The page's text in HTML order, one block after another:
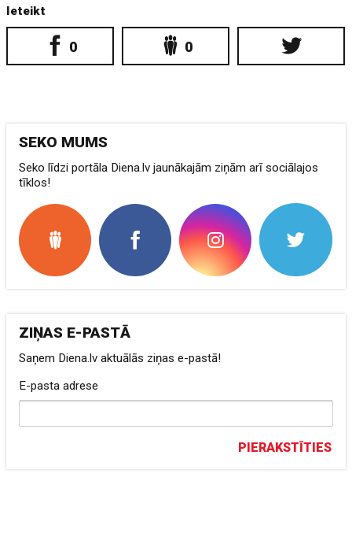
Ieteikt
0 0
SEKO MUMS
Seko līdzi portāla Diena.lv jaunākajām ziņām arī sociālajos
tīklos!
ZIŅAS E-PASTĀ
Saņem Diena.lv aktuālās ziņas e-pastā!
E-pasta adrese
PIERAKSTĪTIES